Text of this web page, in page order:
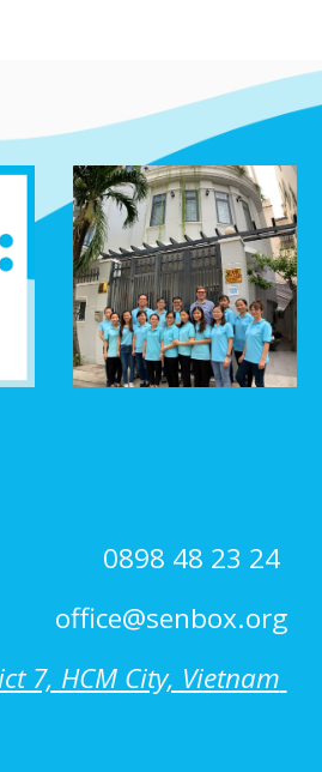
0898 48 23 24
office@senbox.org
7, HCM City, Vietnam